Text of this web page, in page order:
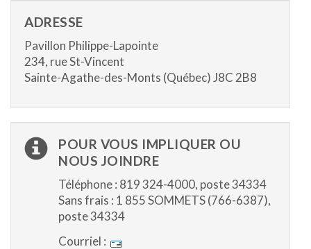
ADRESSE
Pavillon Philippe-Lapointe
234, rue St-Vincent
Sainte-Agathe-des-Monts (Québec) J8C 2B8
POUR VOUS IMPLIQUER OU
NOUS JOINDRE
Téléphone : 819 324-4000, poste 34334
Sans frais : 1 855 SOMMETS (766-6387),
poste 34334
Courriel :